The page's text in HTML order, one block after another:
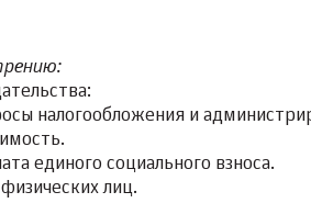
налогообложения и
единого социального взноса.
лиц.